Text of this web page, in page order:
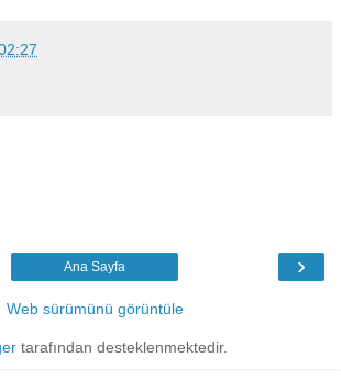
›
Ana Sayfa
Web sürümünü görüntüle
tarafından desteklenmektedir.